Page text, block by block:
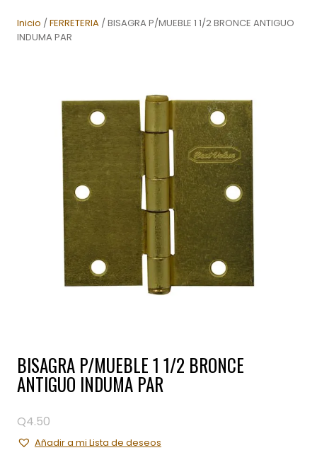
Inicio /FERRETERIA / BISAGRA P/MUEBLE 1 1/2 BRONCE ANTIGUO
INDUMA PAR
BISAGRA P/MUEBLE 1 1/2 BRONCE
ANTIGUO INDUMA PAR
Q4.50
Añadir a mi Lista de deseos